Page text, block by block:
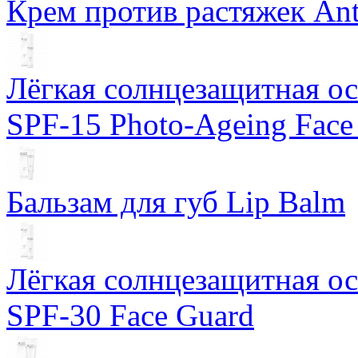
Крем против растяжек
Лёгкая солнцезащитная
SPF-15 Photo-Ageing
Бальзам для губ Lip Balm
Лёгкая солнцезащитная
SPF-30 Face Guard